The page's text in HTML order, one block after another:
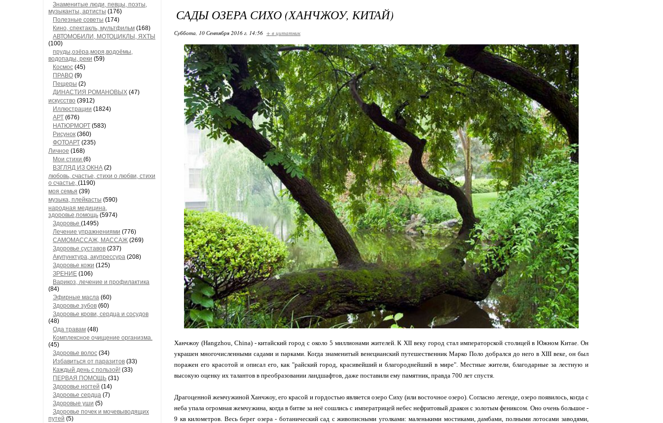
Знаменитые люди, певцы, поэты,
музыканты, артисты (176)
Полезные советы (174)
Кино, спектакль, мультфильм (168)
АВТОМОБИЛИ, МОТОЦИКЛЫ, ЯХТЫ
(100)
пруды,озёра,моря,водоёмы,
водопады, реки (59)
Космос (45)
ПРАВО (9)
Пещеры (2)
ДИНАСТИЯ РОМАНОВЫХ (47)
искусство (3912)
Иллюстрации (1824)
АРТ (676)
НАТЮРМОРТ (583)
Рисунок (360)
ФОТОАРТ (235)
Личное (168)
Мои стихи (6)
ВЗГЛЯД ИЗ ОКНА (2)
любовь, счастье, стихи о любви, стихи
о счастье, (1190)
моя семья (39)
музыка, плейкасты (590)
народная медицина,
здоровье,помощь (5974)
Здоровье (1495)
Лечение упражнениями (776)
САМОМАССАЖ, МАССАЖ (269)
Здоровье суставов (237)
Акупунктура, акупрессура (208)
Здоровье кожи (125)
ЗРЕНИЕ (106)
Варикоз, лечение и профилактика
(84)
Эфирные масла (60)
Здоровье зубов (60)
Здоровье крови, сердца и сосудов
(48)
Ода травам (48)
Комплексное очищение организма.
(45)
Здоровье волос (34)
Избавиться от паразитов (33)
Каждый день с пользой! (33)
ПЕРВАЯ ПОМОЩЬ (31)
Здоровье ногтей (14)
Здоровье сердца (7)
Здоровые уши (5)
Здоровье почек и мочевыводящих
путей (5)
САДЫ ОЗЕРА СИХО (ХАНЧЖОУ, КИТАЙ)
Суббота, 10 Сентября 2016 г. 14:56 + в цитатник
Ханчжоу (Hangzhou, China) - китайский город с около 5 миллионами жителей. К XII веку город стал императорской столицей в Южном Китае. Он
украшен многочисленными садами и парками. Когда знаменитый венецианский путешественник Марко Поло добрался до него в XIII веке, он был
поражен его красотой и описал его, как "райский город, красивейший и благороднейший в мире". Местные жители, благодарные за лестную и
высокую оценку их талантов в преобразовании ландшафтов, даже поставили ему памятник, правда 700 лет спустя.
Драгоценной жемчужиной Ханчжоу, его красой и гордостью является озеро Сиху (или восточное озеро). Согласно легенде, озеро появилось, когда с
неба упала огромная жемчужина, когда в битве за неё сошлись с императрицей небес нефритовый дракон с золотым фениксом. Оно очень большое -
9 кв километров. Весь берег озера - ботанический сад с живописными уголками: маленькими мостиками, дамбами, полными лотосами заводями,